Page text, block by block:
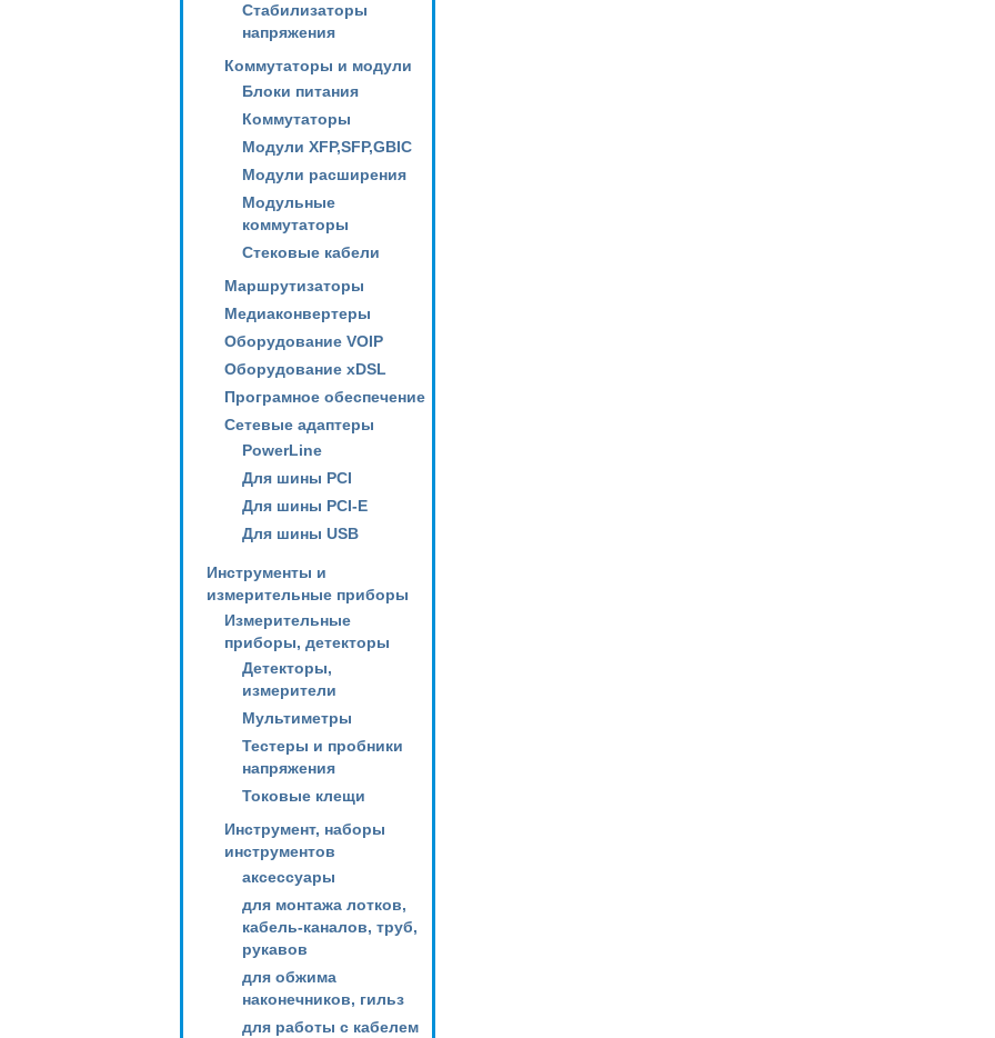
Стабилизаторы
напряжения
Коммутаторы и модули
Блоки питания
Коммутаторы
Модули XFP,SFP,GBIC
Модули расширения
Модульные
коммутаторы
Стековые кабели
Маршрутизаторы
Медиаконвертеры
Оборудование VOIP
Оборудование xDSL
Програмное обеспечение
Сетевые адаптеры
PowerLine
Для шины PCI
Для шины PCI-E
Для шины USB
Инструменты и
измерительные приборы
Измерительные
приборы, детекторы
Детекторы,
измерители
Мультиметры
Тестеры и пробники
напряжения
Токовые клещи
Инструмент, наборы
инструментов
аксессуары
для монтажа лотков,
кабель-каналов, труб,
рукавов
для обжима
наконечников, гильз
для работы с кабелем